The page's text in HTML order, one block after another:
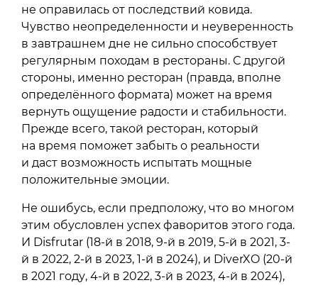
не оправилась от последствий ковида.
Чувство неопределенности и неуверенность
в завтрашнем дне не сильно способствует
регулярным походам в рестораны. С другой
стороны, именно ресторан (правда, вполне
определённого формата) может на время
вернуть ощущение радости и стабильности.
Прежде всего, такой ресторан, который
на время поможет забыть о реальности
и даст возможность испытать мощные
положительные эмоции.
Не ошибусь, если предположу, что во многом
этим обусловлен успех фаворитов этого года.
И Disfrutar (18-й в 2018, 9-й в 2019, 5-й в 2021, 3-
й в 2022, 2-й в 2023, 1-й в 2024), и DiverXO (20-й
в 2021 году, 4-й в 2022, 3-й в 2023, 4-й в 2024),